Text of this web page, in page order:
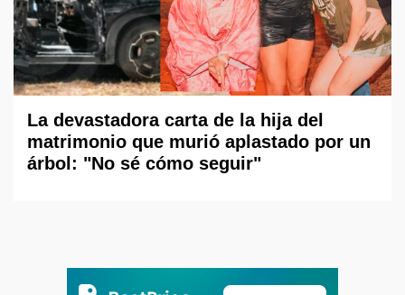
La devastadora carta de la hija del
matrimonio que murió aplastado por un
árbol: "No sé cómo seguir"